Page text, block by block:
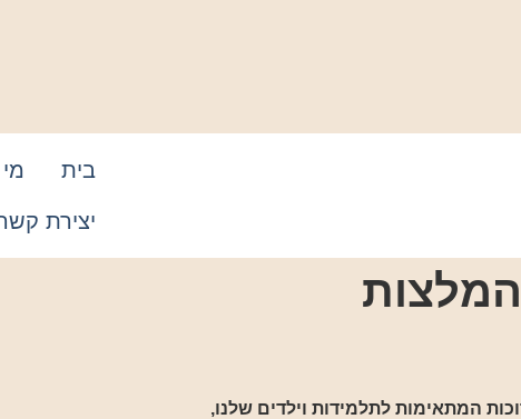
בית
יצירת
המתאימות לתלמידות וילדים שלנו,